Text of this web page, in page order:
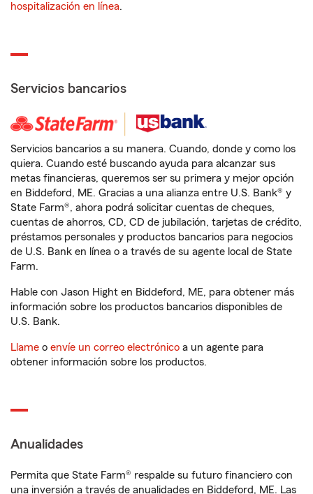
hospitalización en línea.
Servicios bancarios
Servicios bancarios a su manera. Cuando, donde y como los
quiera. Cuando esté buscando ayuda para alcanzar sus
metas financieras, queremos ser su primera y mejor opción
en Biddeford, ME. Gracias a una alianza entre U.S. Bank® y
State Farm®, ahora podrá solicitar cuentas de cheques,
cuentas de ahorros, CD, CD de jubilación, tarjetas de crédito,
préstamos personales y productos bancarios para negocios
de U.S. Bank en línea o a través de su agente local de State
Farm.
Hable con Jason Hight en Biddeford, ME, para obtener más
información sobre los productos bancarios disponibles de
U.S. Bank.
Llame o envíe un correo electrónico a un agente para
obtener información sobre los productos.
Anualidades
Permita que State Farm® respalde su futuro financiero con
una inversión a través de anualidades en Biddeford, ME. Las